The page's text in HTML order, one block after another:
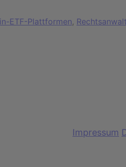
ETF-Plattformen,
Impressum